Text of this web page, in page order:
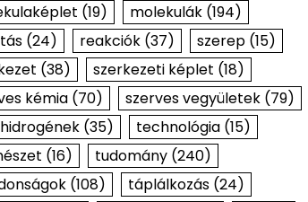
(19) molekulák(194)
(24) reakciók(37) szerep(15)
(38) szerkezeti képlet (18)
kémia(70) szerves vegyületek(79)
(35) technológia(15)
(16) tudomány(240)
(108) táplálkozás(24)